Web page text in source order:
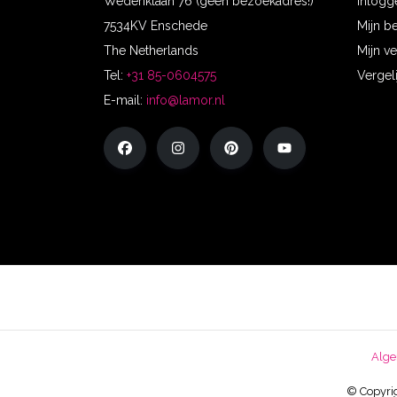
7534KV Enschede
The Netherlands
Tel: +31 85-0604575
E-mail: info@lamor.nl
Mijn
Mijn
©